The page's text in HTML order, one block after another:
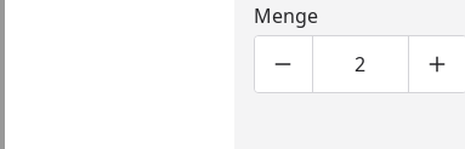
Menge
Produktmenge um